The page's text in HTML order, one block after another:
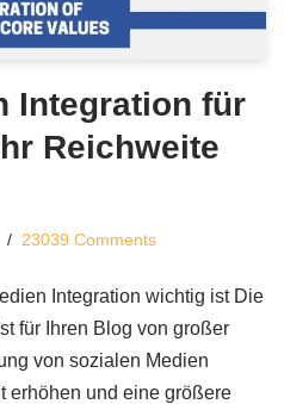
Integration für
Reichweite
23039 Comments
Integration wichtig ist Die
für Ihren Blog von großer
von sozialen Medien
erhöhen und eine größere